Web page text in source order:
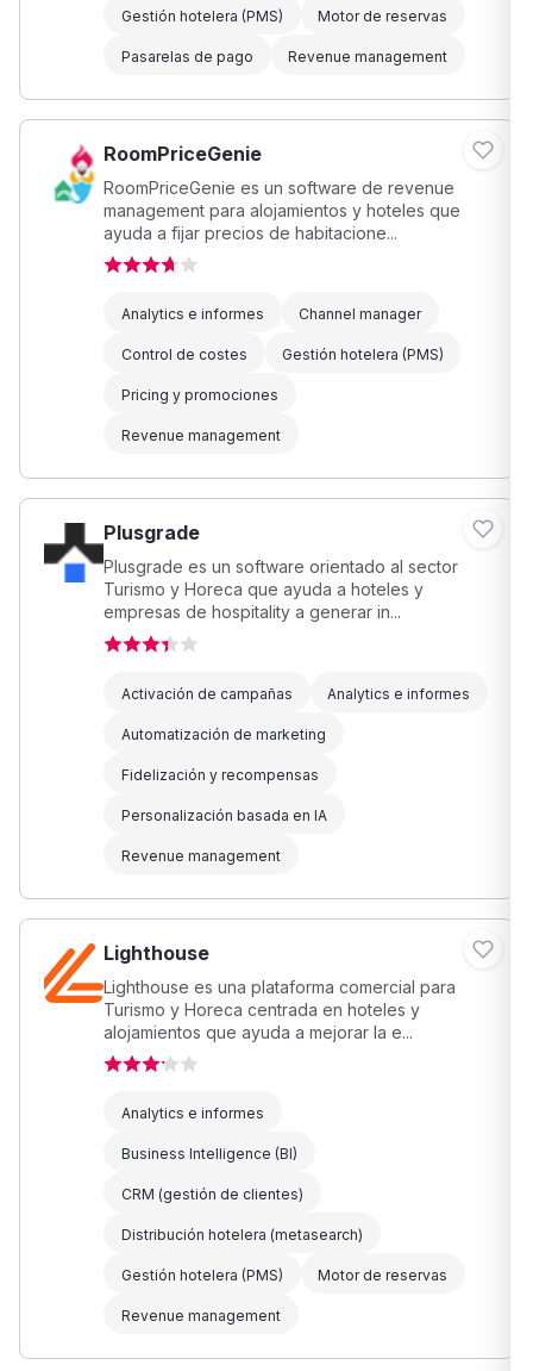
Gestión hotelera (PMS) Motor de reservas
Pasarelas de pago Revenue management
RoomPriceGenie
RoomPriceGenie es un software de revenue
management para alojamientos y hoteles que
ayuda a fijar precios de habitacione...
Analytics e informes Channel manager
Control de costes Gestión hotelera (PMS)
Pricing y promociones
Revenue management
Plusgrade
Plusgrade es un software orientado al sector
Turismo y Horeca que ayuda a hoteles y
empresas de hospitality a generar in...
Activación de campañas Analytics e informes
Automatización de marketing
Fidelización y recompensas
Personalización basada en IA
Revenue management
Lighthouse
Lighthouse es una plataforma comercial para
Turismo y Horeca centrada en hoteles y
alojamientos que ayuda a mejorar la e...
Analytics e informes
Business Intelligence (BI)
CRM (gestión de clientes)
Distribución hotelera (metasearch)
Gestión hotelera (PMS) Motor de reservas
Revenue management